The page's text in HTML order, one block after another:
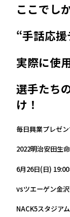
ここでし
“手話応
実際に使
選手たち
け！
毎日興業プレゼ
2022明治安田生
6月26日(日)
vsツエーゲン金
NACK5スタジア